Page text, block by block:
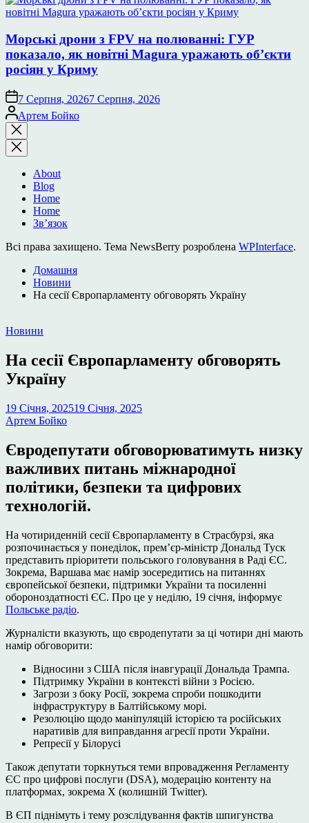
Морські дрони з FPV на полюванні: ГУР
показало, як новітні Magura уражають об’єкти
росіян у Криму
7 Серпня, 20267 Серпня, 2026
Опубліковано
Артем Бойко
Закрити
пошук
About
Blog
Home
Home
Зв’язок
Всі права захищено. Тема NewsBerry розроблена WPInterface.
Домашня
Новини
На сесії Європарламенту обговорять Україну
Опублікувати
Новини
На сесії Європарламенту обговорять
Україну
19 Січня, 202519 Січня, 2025
Артем Бойко
Євродепутати обговорюватимуть низку
важливих питань міжнародної
політики, безпеки та цифрових
технологій.
На чотириденній сесії Європарламенту в Страсбурзі, яка
розпочинається у понеділок, прем’єр-міністр Дональд Туск
представить пріоритети польського головування в Раді ЄС.
Зокрема, Варшава має намір зосередитись на питаннях
європейської безпеки, підтримки України та посиленні
обороноздатності ЄС. Про це у неділю, 19 січня, інформує
Польське радіо.
Журналісти вказують, що євродепутати за ці чотири дні мають
намір обговорити:
Відносини з США після інавгурації Дональда Трампа.
Підтримку України в контексті війни з Росією.
Загрози з боку Росії, зокрема спроби пошкодити
інфраструктуру в Балтійському морі.
Резолюцію щодо маніпуляцій історією та російських
наративів для виправдання агресії проти України.
Репресії у Білорусі
Також депутати торкнуться теми впровадження Регламенту
ЄС про цифрові послуги (DSA), модерацію контенту на
платформах, зокрема X (колишній Twitter).
В ЄП піднімуть і тему розслідування фактів шпигунства